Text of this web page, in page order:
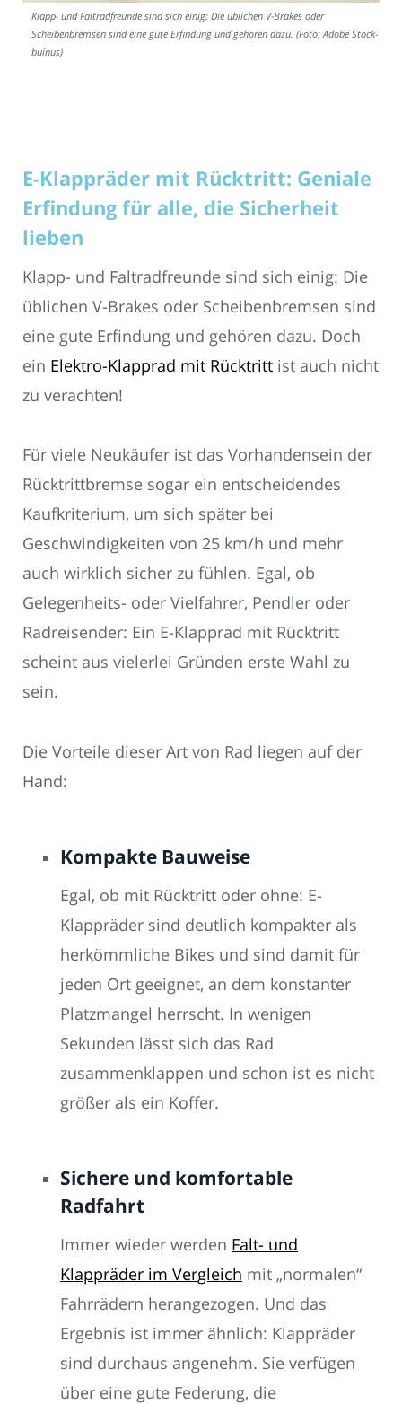
Klapp- und Faltradfreunde sind sich einig: Die üblichen V-Brakes oder
Scheibenbremsen sind eine gute Erfindung und gehören dazu. (Foto: Adobe Stock-
buinus)
E-Klappräder mit Rücktritt: Geniale
Erfindung für alle, die Sicherheit
lieben
Klapp- und Faltradfreunde sind sich einig: Die
üblichen V-Brakes oder Scheibenbremsen sind
eine gute Erfindung und gehören dazu. Doch
ein Elektro-Klapprad mit Rücktritt ist auch nicht
zu verachten!
Für viele Neukäufer ist das Vorhandensein der
Rücktrittbremse sogar ein entscheidendes
Kaufkriterium, um sich später bei
Geschwindigkeiten von 25 km/h und mehr
auch wirklich sicher zu fühlen. Egal, ob
Gelegenheits- oder Vielfahrer, Pendler oder
Radreisender: Ein E-Klapprad mit Rücktritt
scheint aus vielerlei Gründen erste Wahl zu
sein.
Die Vorteile dieser Art von Rad liegen auf der
Hand:
Kompakte Bauweise
Egal, ob mit Rücktritt oder ohne: E-
Klappräder sind deutlich kompakter als
herkömmliche Bikes und sind damit für
jeden Ort geeignet, an dem konstanter
Platzmangel herrscht. In wenigen
Sekunden lässt sich das Rad
zusammenklappen und schon ist es nicht
größer als ein Koffer.
Sichere und komfortable
Radfahrt
Immer wieder werden Falt- und
Klappräder im Vergleich mit „normalen“
Fahrrädern herangezogen. Und das
Ergebnis ist immer ähnlich: Klappräder
sind durchaus angenehm. Sie verfügen
über eine gute Federung, die